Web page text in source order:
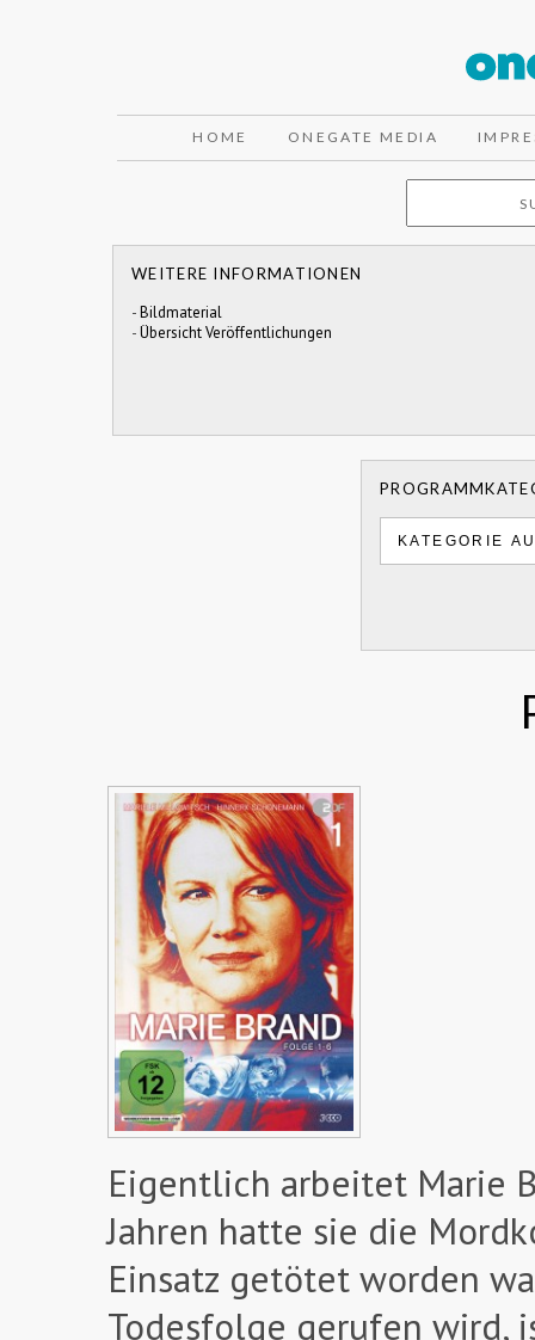
HOME ONEGATE MEDIA
WEITERE INFORMATIONEN
-Bildmaterial
-Übersicht Veröffentlichungen
Eigentlich arbeitet Marie
Jahren hatte sie die
Einsatz getötet worden
Todesfolge gerufen wird,